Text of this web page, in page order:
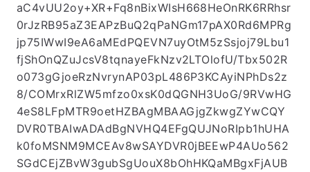
aC4vUU2oy+XR+Fq8nBixWIsH668HeOnRK6RRhsr
0rJzRB95aZ3EAPzBuQ2qPaNGm17pAX0Rd6MPRg
jp75IWwI9eA6aMEdPQEVN7uyOtM5zSsjoj79Lbu1
fjShOnQZuJcsV8tqnayeFkNzv2LTOlofU/Tbx502R
o073gGjoeRzNvrynAP03pL486P3KCAyiNPhDs2z
8/COMrxRlZW5mfzo0xsK0dQGNH3UoG/9RVwHG
4eS8LFpMTR9oetHZBAgMBAAGjgZkwgZYwCQY
DVR0TBAIwADAdBgNVHQ4EFgQUJNoRIpb1hUHA
k0foMSNM9MCEAv8wSAYDVR0jBEEwP4AUo562
SGdCEjZBvW3gubSgUouX8bOhHKQaMBgxFjAUB